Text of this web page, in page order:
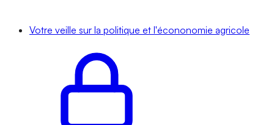
Votre veille sur la politique et l'écononomie agricole